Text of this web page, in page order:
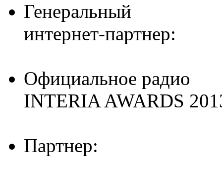
Генеральный
интернет-партнер:
Официальное радио
INTERIA AWARDS
Партнер: